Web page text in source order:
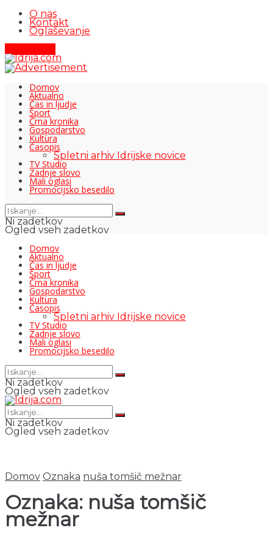
O nas
Kontakt
Oglaševanje
Domov
Aktualno
Čas in ljudje
Šport
Črna kronika
Gospodarstvo
Kultura
Časopis
Spletni arhiv Idrijske novice
TV Studio
Zadnje slovo
Mali oglasi
Promocijsko besedilo
Ni zadetkov
Ogled vseh zadetkov
Domov
Aktualno
Čas in ljudje
Šport
Črna kronika
Gospodarstvo
Kultura
Časopis
Spletni arhiv Idrijske novice
TV Studio
Zadnje slovo
Mali oglasi
Promocijsko besedilo
Ni zadetkov
Ogled vseh zadetkov
Ni zadetkov
Ogled vseh zadetkov
Domov Oznaka nuša tomšič mežnar
Oznaka: nuša tomšič
mežnar